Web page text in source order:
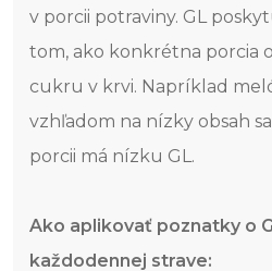
v porcii potraviny. GL
tom, ako konkrétna porcia
cukru v krvi. Napríklad
vzhľadom na nízky obsah
porcii má nízku GL.
Ako aplikovať poznatky o
každodennej strave: